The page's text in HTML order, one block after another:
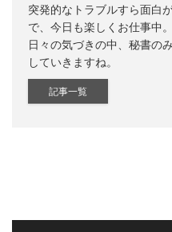
突発的なトラブルすら面白
で、今日も楽しくお仕事中。
日々の気づきの中、秘書の
していきますね。
記事一覧